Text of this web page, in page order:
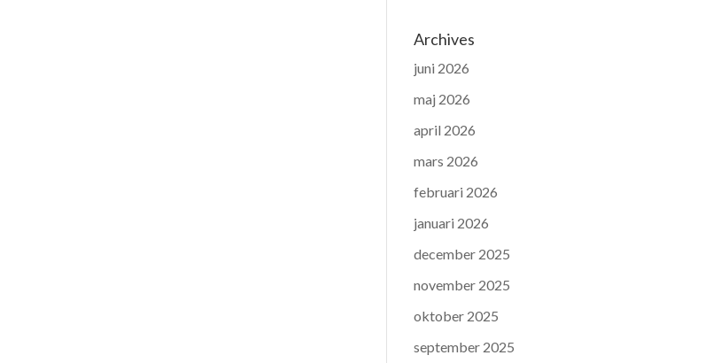
Archives
juni 2026
maj 2026
april 2026
mars 2026
februari 2026
januari 2026
december 2025
november 2025
oktober 2025
september 2025